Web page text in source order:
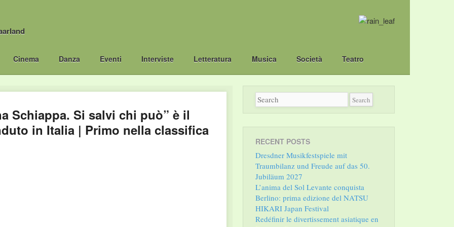
Cinema Danza Eventi Interviste Letteratura Musica Società Teatro
Schiappa. Si salvi chi può” è il
in Italia | Primo nella classifica
RECENT POSTS
Dresdner Musikfestspiele mit
Traumbilanz und Freude auf das 50.
Jubiläum 2027
L’anima del Sol Levante conquista
Berlino: prima edizione del NATSU
HIKARI Japan Festival
Redéfinir le divertissement asiatique en